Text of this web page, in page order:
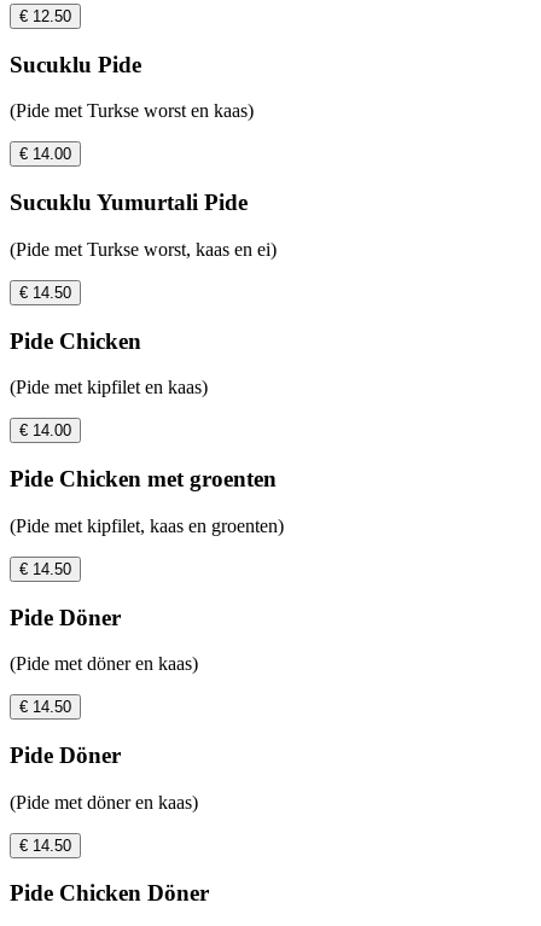
€ 12.50
Sucuklu Pide
(Pide met Turkse worst en kaas)
€ 14.00
Sucuklu Yumurtali Pide
(Pide met Turkse worst, kaas en ei)
€ 14.50
Pide Chicken
(Pide met kipfilet en kaas)
€ 14.00
Pide Chicken met groenten
(Pide met kipfilet, kaas en groenten)
€ 14.50
Pide Döner
(Pide met döner en kaas)
€ 14.50
Pide Döner
(Pide met döner en kaas)
€ 14.50
Pide Chicken Döner